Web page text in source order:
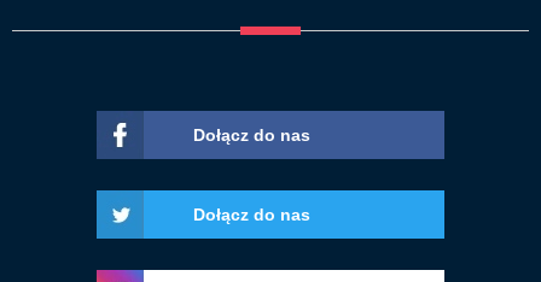
Dołącz do nas
Dołącz do nas